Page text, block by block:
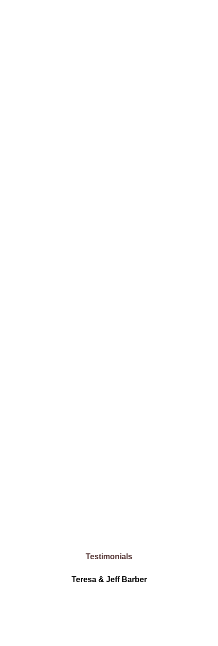
Testimonials
Teresa & Jeff Barber